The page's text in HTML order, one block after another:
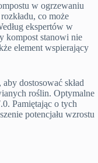
w ogrzewaniu
co może
ekspertów w
kompost stanowi nie
element wspierający
dostosować skład
roślin. Optymalne
Pamiętając o tych
potencjału wzrostu